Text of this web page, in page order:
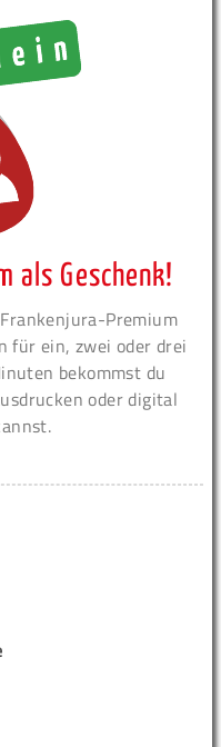
als Geschenk!
Premium
für ein, zwei oder drei
bekommst du
oder digital